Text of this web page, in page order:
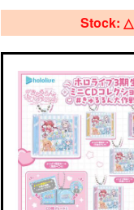
Stock: △